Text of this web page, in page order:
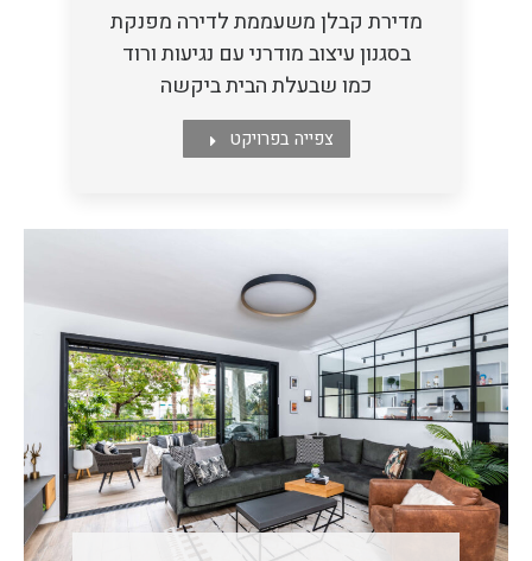
מדירת קבלן משעממת לדירה מפנקת
בסגנון עיצוב מודרני עם נגיעות ורוד
כמו שבעלת הבית ביקשה
צפייה בפרויקט